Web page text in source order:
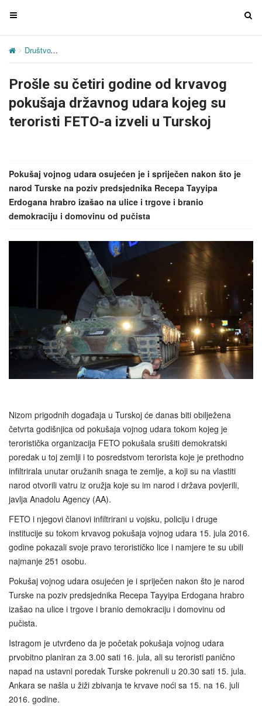
T
g
e
n
a
v
a
i
o
T
Društvo
Prošle su četiri godine od krvavog
pokušaja državnog udara kojeg su
teroristi FETO-a izveli u Turskoj
Pokušaj vojnog udara osujećen je i spriječen nakon što je
narod Turske na poziv predsjednika Recepa Tayyipa
Erdogana hrabro izašao na ulice i trgove i branio
demokraciju i domovinu od pučista
Nizom prigodnih događaja u Turskoj će danas biti obilježena
četvrta godišnjica od pokušaja vojnog udara tokom kojeg je
teroristička organizacija FETO pokušala srušiti demokratski
poredak u toj zemlji i to posredstvom terorista koje je prethodno
infiltrirala unutar oružanih snaga te zemlje, a koji su na vlastiti
narod otvorili vatru iz oružja koje su im narod i država povjerili,
javlja Anadolu Agency (AA).
FETO i njegovi članovi infiltrirani u vojsku, policiju i druge
institucije su tokom krvavog pokušaja vojnog udara 15. jula 2016.
godine pokazali svoje pravo terorističko lice i namjere te su ubili
najmanje 251 osobu.
Pokušaj vojnog udara osujećen je i spriječen nakon što je narod
Turske na poziv predsjednika Recepa Tayyipa Erdogana hrabro
izašao na ulice i trgove i branio demokraciju i domovinu od
pučista.
Istragom je utvrđeno da je početak pokušaja vojnog udara
prvobitno planiran za 3.00 sati 16. jula, ali su teroristi panično
napad na ustavni poredak Turske pokrenuli u 20.30 sati 15. jula.
Ankara se našla u žiži zbivanja te krvave noći sa 15. na 16. juli
2016. godine.